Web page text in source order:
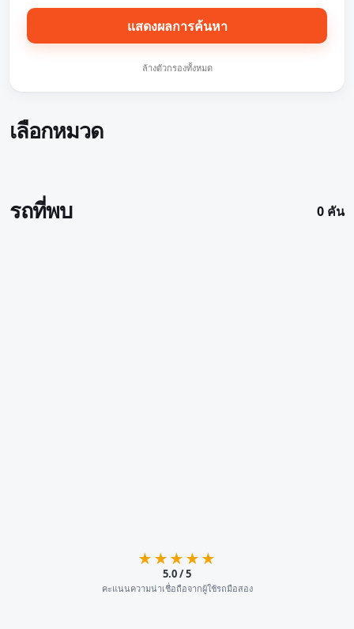
แสดงผลการค้นหา
ล้างตัวกรองทั้งหมด
เลือกหมวด
รถที่พบ 0 คัน
★★★★★
5.0 / 5
คะแนนความน่าเชื่อถือจากผู้ใช้รถมือสอง